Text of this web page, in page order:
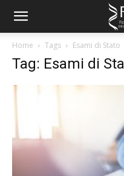
Home Tags Esami di Stato
Tag: Esami di